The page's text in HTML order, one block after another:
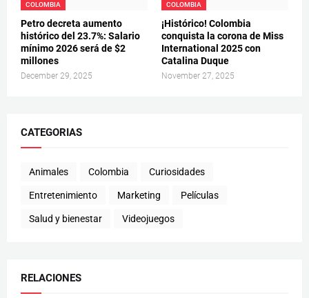
COLOMBIA
Petro decreta aumento
histórico del 23.7%: Salario
mínimo 2026 será de $2
millones
December 29, 2025
COLOMBIA
¡Histórico! Colombia
conquista la corona de Miss
International 2025 con
Catalina Duque
November 27, 2025
CATEGORIAS
Animales Colombia Curiosidades
Entretenimiento Marketing Películas
Salud y bienestar Videojuegos
RELACIONES